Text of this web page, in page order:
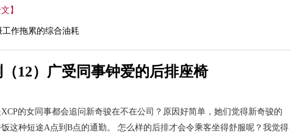
】
12）广受同事钟爱的后排座椅
的女同事都会追问新奇骏在不在公司？原因好简单，她们觉得新奇骏的
这种短途A点到B点的通勤。 怎么样的后排才会令乘客坐得舒服呢？我觉得